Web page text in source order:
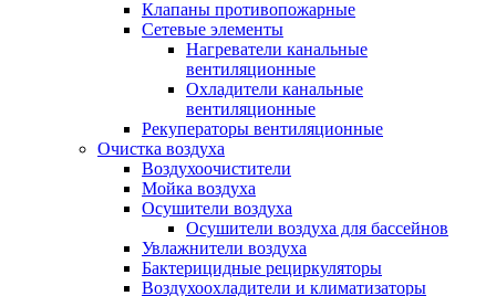
Клапаны противопожарные
Сетевые элементы
Нагреватели канальные
вентиляционные
Охладители канальные
вентиляционные
Рекуператоры вентиляционные
Очистка воздуха
Воздухоочистители
Мойка воздуха
Осушители воздуха
Осушители воздуха для бассейнов
Увлажнители воздуха
Бактерицидные рециркуляторы
Воздухоохладители и климатизаторы